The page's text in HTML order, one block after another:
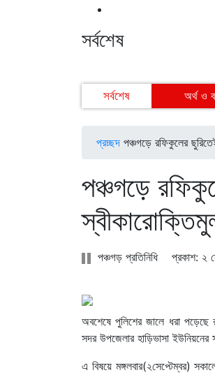
সর্বশেষ
সর্বশেষ
অর্থ ও
গ্রাম
প্রচ্ছদ পঞ্চগড়ে রফিকুলের
পঞ্চগড়ে
পঞ্চগড় প্রতিনিধি প্রকাশ: ২
অবশেষে পুলিশের জালে ধরা
সদর উপজেলার হাড়িভাসা ইউনিয়নের
এ বিষয়ে মঙ্গলবার(২সেপ্টেম্বর)